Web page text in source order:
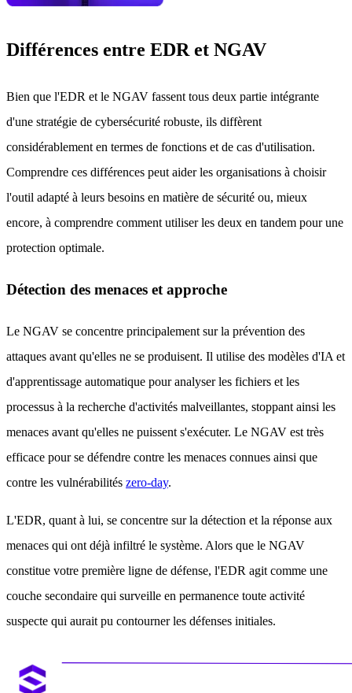
Différences entre EDR et NGAV
Bien que l'EDR et le NGAV fassent tous deux partie intégrante
d'une stratégie de cybersécurité robuste, ils diffèrent
considérablement en termes de fonctions et de cas d'utilisation.
Comprendre ces différences peut aider les organisations à choisir
l'outil adapté à leurs besoins en matière de sécurité ou, mieux
encore, à comprendre comment utiliser les deux en tandem pour une
protection optimale.
Détection des menaces et approche
Le NGAV se concentre principalement sur la prévention des
attaques avant qu'elles ne se produisent. Il utilise des modèles d'IA et
d'apprentissage automatique pour analyser les fichiers et les
processus à la recherche d'activités malveillantes, stoppant ainsi les
menaces avant qu'elles ne puissent s'exécuter. Le NGAV est très
efficace pour se défendre contre les menaces connues ainsi que
contre les vulnérabilités zero-day.
L'EDR, quant à lui, se concentre sur la détection et la réponse aux
menaces qui ont déjà infiltré le système. Alors que le NGAV
constitue votre première ligne de défense, l'EDR agit comme une
couche secondaire qui surveille en permanence toute activité
suspecte qui aurait pu contourner les défenses initiales.